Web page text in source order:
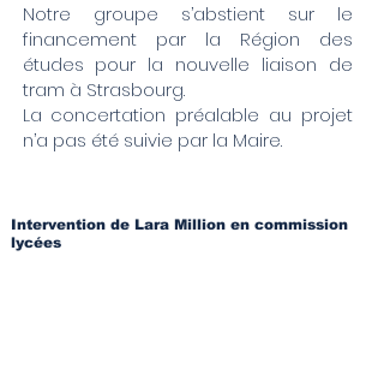
Notre groupe s’abstient sur le
financement par la Région des
études pour la nouvelle liaison de
tram à Strasbourg.
La concertation préalable au projet
n’a pas été suivie par la Maire.
Intervention de Lara Million en commission
lycées